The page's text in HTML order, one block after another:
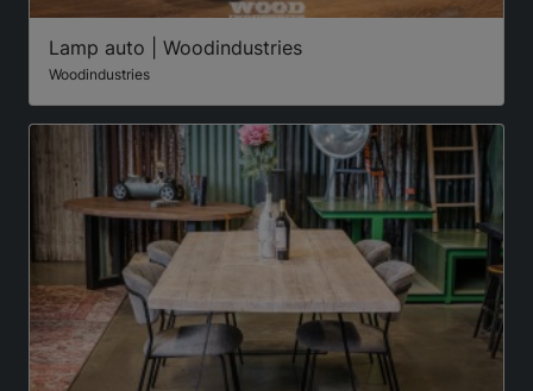
Lamp auto | Woodindustries
Woodindustries